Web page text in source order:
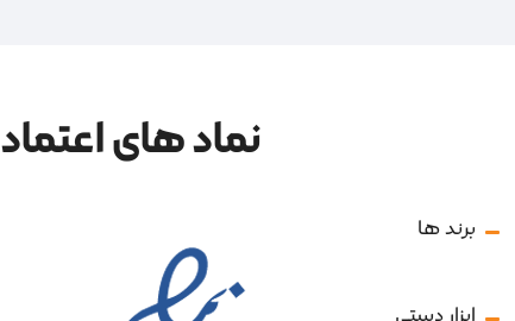
برند ها
نماد های اعتماد